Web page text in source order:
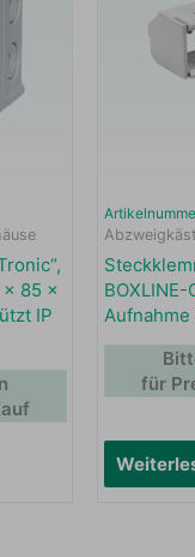
x 85 x
IP
BOXLINE-
für